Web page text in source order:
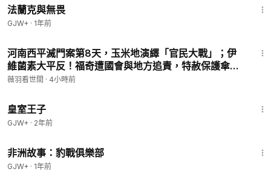
然而，就是這個在聯邦犯罪記錄上幾乎可以忽略不計的群體，卻
麼？
答案藏在另外兩組數字裡。
美國司法部的官方統計顯示，在涉及“經濟間諜”的起訴案件中，
旨在使中國獲益的比例高達80%；在涉及商業機密盜竊的案件
這就是問題的核心。海外華人的整體犯罪率極低，但涉及間諜活
動和技術竊取的案件中，“中國因素”卻高得離譜。這種觸目驚心
法蘭克與無畏
GJW+ · 1年前
河南西平滅門案第8天，玉米地演繹「官民大戰」；伊
維菌素大平反！福奇遭國會與地方追責，特赦保護傘能
管用？｜薇羽看世間 20260807
薇羽看世間 · 4小時前
皇室王子
GJW+ · 2年前
非洲故事：豹戰俱樂部
GJW+ · 1年前